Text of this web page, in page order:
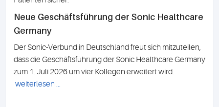
Neue Geschäftsführung der Sonic Healthcare
Germany
Der Sonic-Verbund in Deutschland freut sich mitzuteilen,
dass die Geschäftsführung der Sonic Healthcare Germany
zum 1. Juli 2026 um vier Kollegen erweitert wird.
weiterlesen ...